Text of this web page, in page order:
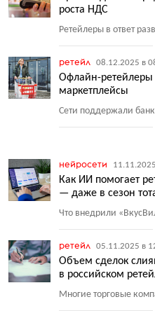
роста НДС
Ретейлеры в ответ
ретейл 08.12.2025 в
Офлайн-ретейлеры
маркетплейсы
Сети поддержали
нейросети
Как ИИ помогает
— даже в сезон
Что внедрили «
ретейл 05.11.2025 в
Объем сделок
в российском
Многие торговые